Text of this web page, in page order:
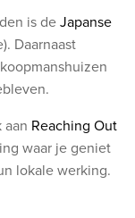
is deJapanse
Daarnaast
Reaching Out
waar je geniet
lokale werking.